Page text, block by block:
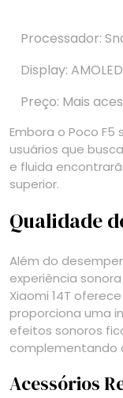
Processador:
Display:
Preço: Mais
Embora o Poco
usuários que
e fluida
superior.
Qualidade
Além do
experiência
Xiaomi 14T
proporciona uma
efeitos sonoros
complementando
Acessórios